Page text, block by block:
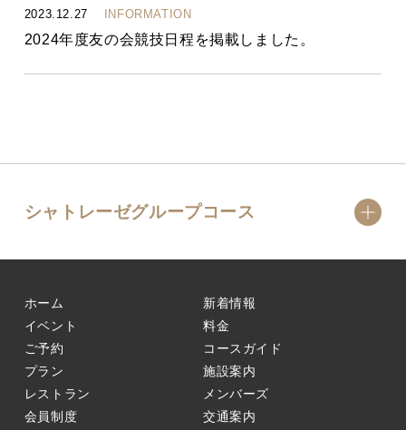
2023.12.27 INFORMATION
2024年度友の会競技日程を掲載しました。
シャトレーゼグループコース
ホーム
新着情報
イベント
料金
ご予約
コースガイド
プラン
施設案内
レストラン
メンバーズ
会員制度
交通案内